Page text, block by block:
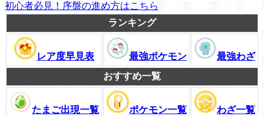
初心者必見！序盤の進め方はこちら
ランキング
レア度早見表 最強ポケモン
最強わざ
おすすめ一覧
たまご出現一覧 ポケモン一覧
わざ一覧